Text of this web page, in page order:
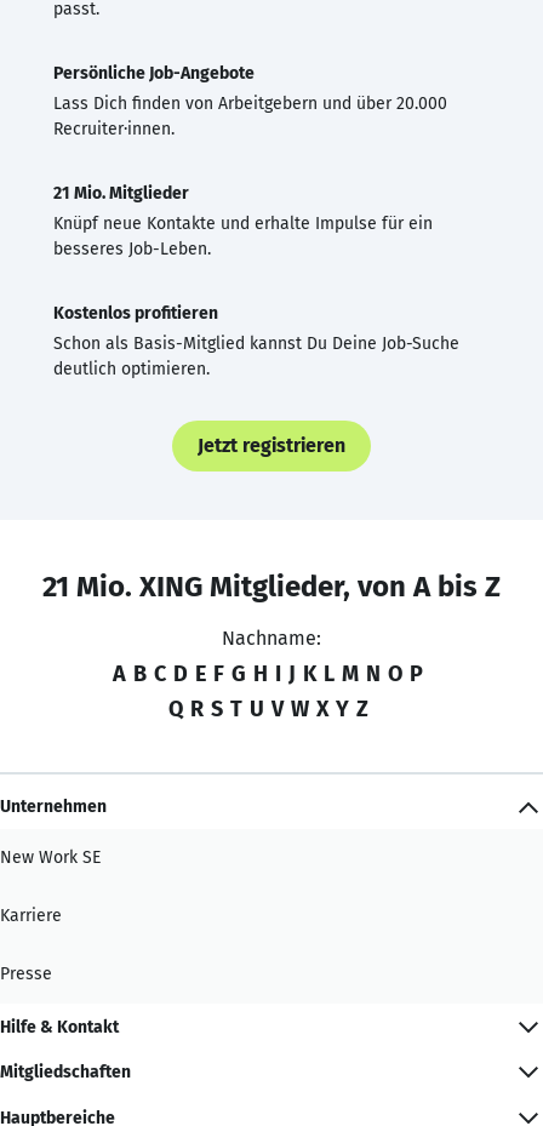
passt.
Persönliche Job-Angebote
Lass Dich finden von Arbeitgebern und über 20.000
Recruiter·innen.
21 Mio. Mitglieder
Knüpf neue Kontakte und erhalte Impulse für ein
besseres Job-Leben.
Kostenlos profitieren
Schon als Basis-Mitglied kannst Du Deine Job-Suche
deutlich optimieren.
Jetzt registrieren
21 Mio. XING Mitglieder, von A bis Z
Nachname:
A B C D E F G H I J K L M N O P
Q R S T U V W X Y Z
Unternehmen
New Work SE
Karriere
Presse
Hilfe & Kontakt
Mitgliedschaften
Hauptbereiche